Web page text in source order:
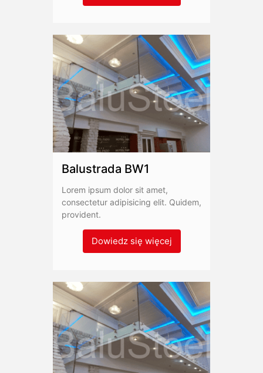
Balustrada BW1
Lorem ipsum dolor sit amet,
consectetur adipisicing elit. Quidem,
provident.
Dowiedz się więcej